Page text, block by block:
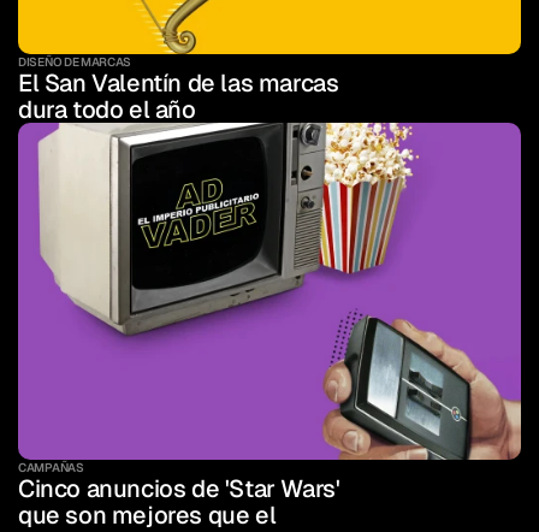
DISEÑO DE MARCAS
El San Valentín de las marcas
dura todo el año
CAMPAÑAS
Cinco anuncios de 'Star Wars'
que son mejores que el